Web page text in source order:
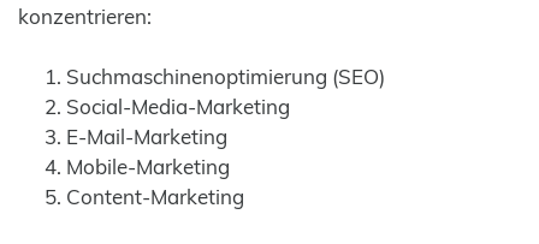
konzentrieren:
Suchmaschinenoptimierung (SEO)
Social-Media-Marketing
E-Mail-Marketing
Mobile-Marketing
Content-Marketing